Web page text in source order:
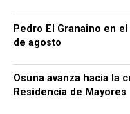
Pedro El Granaino en
de agosto
Osuna avanza hacia la
Residencia de Mayores